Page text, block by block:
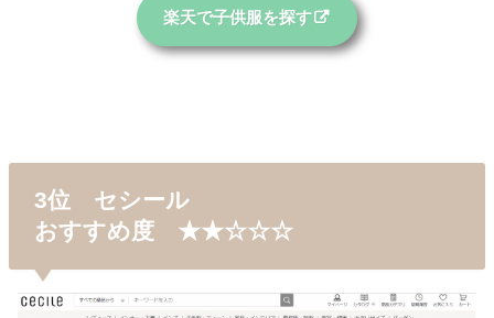
楽天で子供服を探す
3位 セシール
おすすめ度 ★★☆☆☆